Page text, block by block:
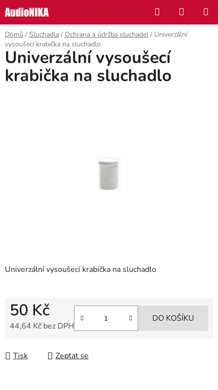
na
obsah
Hledat
KOŠÍK
Domů / Sluchadla / Ochrana a údržba sluchadel / Univerzální
vysoušecí krabička na sluchadlo
Univerzální vysoušecí krabička na sluchadlo
50 Kč
44,64 Kč bez DPH
DO KOŠÍKU
Tisk Zeptat se
Univerzální vysoušecí
krabička na sluchadlo